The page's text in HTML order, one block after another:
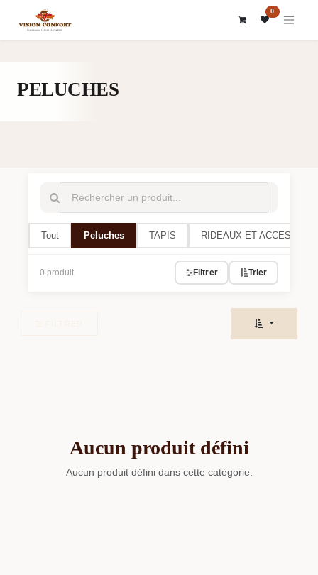
0
PELUCHES
Tout Peluches TAPIS RIDEAUX ET
0 produit Filtrer Trier
Aucun produit défini
Aucun produit défini dans cette catégorie.